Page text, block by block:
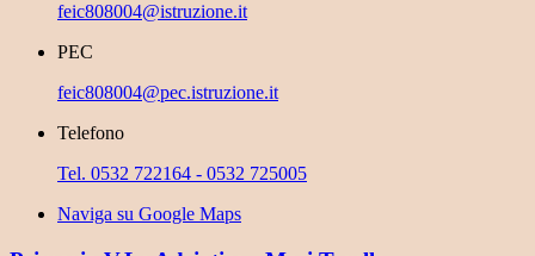
feic808004@istruzione.it
PEC
feic808004@pec.istruzione.it
Telefono
Tel. 0532 722164 - 0532 725005
Naviga su Google Maps